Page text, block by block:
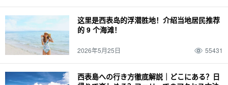
这里是西表岛的浮潜胜地！介绍当地居民推荐
的 9 个海滩！
2026年5月25日 55431
西表島への行き方徹底解説｜どこにある？日